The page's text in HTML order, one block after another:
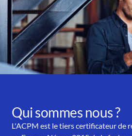
Qui sommes nous ?
L'ACPM est le tiers certificateur de